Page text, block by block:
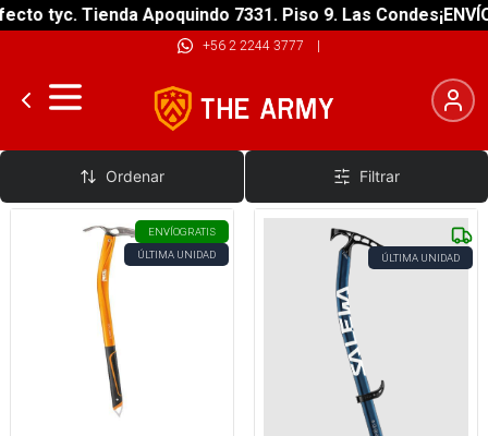
tyc. Tienda Apoquindo 7331. Piso 9. Las Condes
+56 2 2244 3777 |
Piolet de Marcha
Ordenar Filtrar
ENVÍOGRATIS
ÚLTIMA UNIDAD
ÚLTIMA UNIDAD